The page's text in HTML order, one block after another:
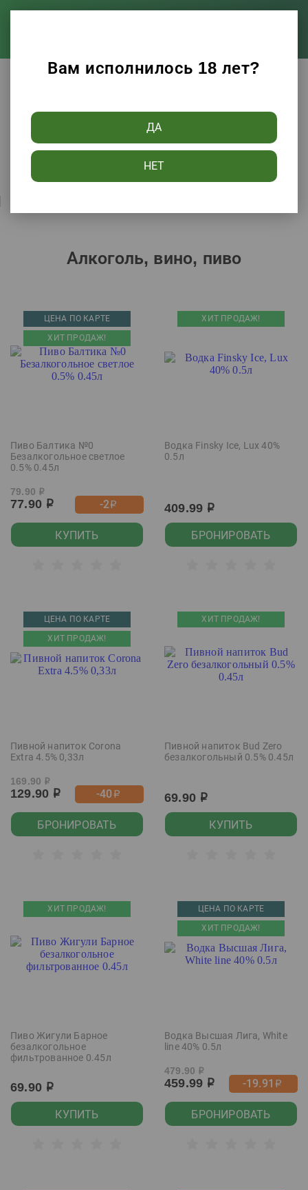
Вам исполнилось 18 лет?
ДА
НЕТ
Сортировать по:
Алкоголь, вино, пиво
ЦЕНА ПО КАРТЕ
ХИТ ПРОДАЖ!
Пиво Балтика №0
Безалкогольное светлое
0.5% 0.45л
79.90 р
77.90 р -2р
КУПИТЬ
ХИТ ПРОДАЖ!
Водка Finsky Ice, Lux 40%
0.5л
409.99 р
БРОНИРОВАТЬ
ЦЕНА ПО КАРТЕ
ХИТ ПРОДАЖ!
Пивной напиток Corona
Extra 4.5% 0,33л
169.90 р
129.90 р -40р
БРОНИРОВАТЬ
ХИТ ПРОДАЖ!
Пивной напиток Bud Zero
безалкогольный 0.5% 0.45л
69.90 р
КУПИТЬ
ХИТ ПРОДАЖ!
Пиво Жигули Барное
безалкогольное
фильтрованное 0.45л
69.90 р
КУПИТЬ
ЦЕНА ПО КАРТЕ
ХИТ ПРОДАЖ!
Водка Высшая Лига, White
line 40% 0.5л
479.90 р
459.99 р -19.91 р
БРОНИРОВАТЬ